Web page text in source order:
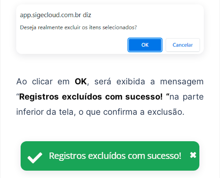
Ao clicar em OK, será exibida a mensagem
“Registros excluídos com sucesso! “na parte
inferior da tela, o que confirma a exclusão.